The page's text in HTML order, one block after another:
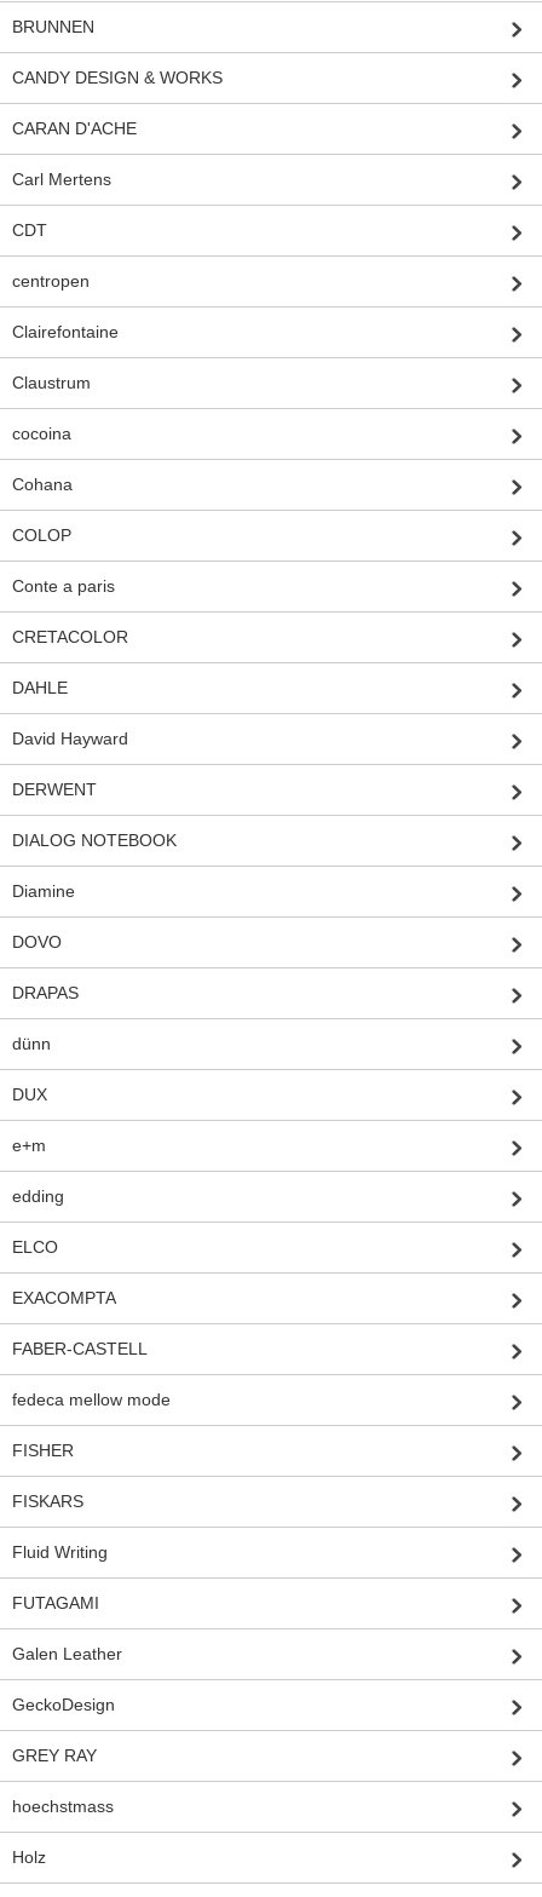
BRUNNEN
CANDY DESIGN & WORKS
CARAN D'ACHE
Carl Mertens
CDT
centropen
Clairefontaine
Claustrum
cocoina
Cohana
COLOP
Conte a paris
CRETACOLOR
DAHLE
David Hayward
DERWENT
DIALOG NOTEBOOK
Diamine
DOVO
DRAPAS
dünn
DUX
e+m
edding
ELCO
EXACOMPTA
FABER-CASTELL
fedeca mellow mode
FISHER
FISKARS
Fluid Writing
FUTAGAMI
Galen Leather
GeckoDesign
GREY RAY
hoechstmass
Holz